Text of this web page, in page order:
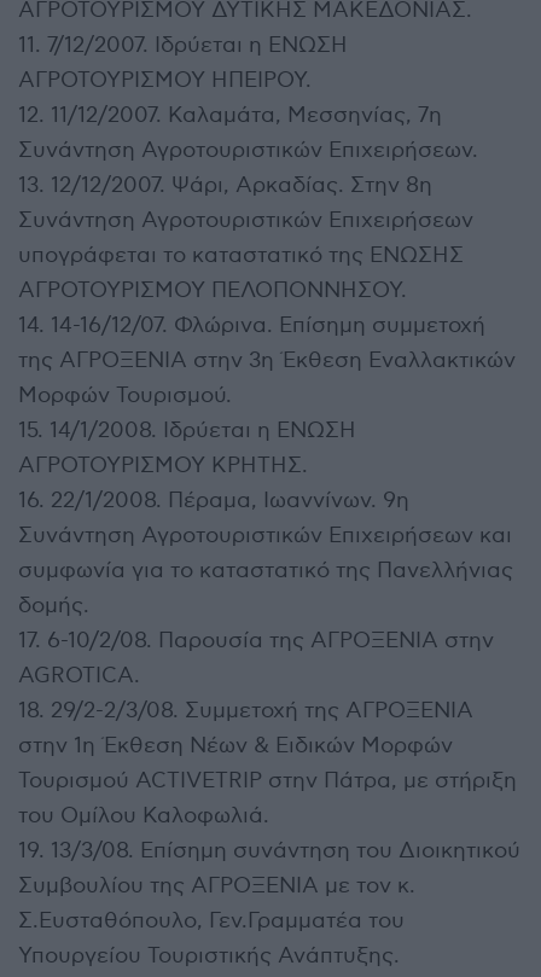
ΑΓΡΟΤΟΥΡΙΣΜΟΥ ΔΥΤΙΚΗΣ ΜΑΚΕΔΟΝΙΑΣ.
11. 7/12/2007. Ιδρύεται η ΕΝΩΣΗ
ΑΓΡΟΤΟΥΡΙΣΜΟΥ ΗΠΕΙΡΟΥ.
12. 11/12/2007. Καλαμάτα, Μεσσηνίας, 7η
Συνάντηση Αγροτουριστικών Επιχειρήσεων.
13. 12/12/2007. Ψάρι, Αρκαδίας. Στην 8η
Συνάντηση Αγροτουριστικών Επιχειρήσεων
υπογράφεται το καταστατικό της ΕΝΩΣΗΣ
ΑΓΡΟΤΟΥΡΙΣΜΟΥ ΠΕΛΟΠΟΝΝΗΣΟΥ.
14. 14-16/12/07. Φλώρινα. Επίσημη συμμετοχή
της ΑΓΡΟΞΕΝΙΑ στην 3η Έκθεση Εναλλακτικών
Μορφών Τουρισμού.
15. 14/1/2008. Ιδρύεται η ΕΝΩΣΗ
ΑΓΡΟΤΟΥΡΙΣΜΟΥ ΚΡΗΤΗΣ.
16. 22/1/2008. Πέραμα, Ιωαννίνων. 9η
Συνάντηση Αγροτουριστικών Επιχειρήσεων και
συμφωνία για το καταστατικό της Πανελλήνιας
δομής.
17. 6-10/2/08. Παρουσία της ΑΓΡΟΞΕΝΙΑ στην
AGROTICA.
18. 29/2-2/3/08. Συμμετοχή της ΑΓΡΟΞΕΝΙΑ
στην 1η Έκθεση Νέων & Ειδικών Μορφών
Τουρισμού ACTIVETRIP στην Πάτρα, με στήριξη
του Ομίλου Καλοφωλιά.
19. 13/3/08. Επίσημη συνάντηση του Διοικητικού
Συμβουλίου της ΑΓΡΟΞΕΝΙΑ με τον κ.
Σ.Ευσταθόπουλο, Γεν.Γραμματέα του
Υπουργείου Τουριστικής Ανάπτυξης.